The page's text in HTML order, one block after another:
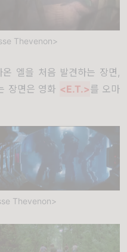
Thevenon>
엘을 처음 발견하는 장면,
장면은 영화 <E.T.>를 오마
Thevenon>